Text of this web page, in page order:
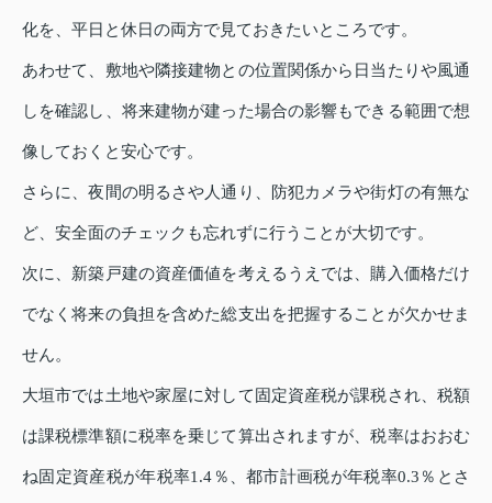
化を、平日と休日の両方で見ておきたいところです。
あわせて、敷地や隣接建物との位置関係から日当たりや風通
しを確認し、将来建物が建った場合の影響もできる範囲で想
像しておくと安心です。
さらに、夜間の明るさや人通り、防犯カメラや街灯の有無な
ど、安全面のチェックも忘れずに行うことが大切です。
次に、新築戸建の資産価値を考えるうえでは、購入価格だけ
でなく将来の負担を含めた総支出を把握することが欠かせま
せん。
大垣市では土地や家屋に対して固定資産税が課税され、税額
は課税標準額に税率を乗じて算出されますが、税率はおおむ
ね固定資産税が年税率1.4％、都市計画税が年税率0.3％とさ